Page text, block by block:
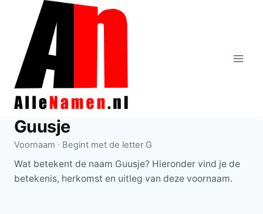
Doorgaan
inhoud
Guusje
Voornaam · Begint met de letter G
Wat betekent de naam Guusje? Hieronder vind je de
betekenis, herkomst en uitleg van deze voornaam.